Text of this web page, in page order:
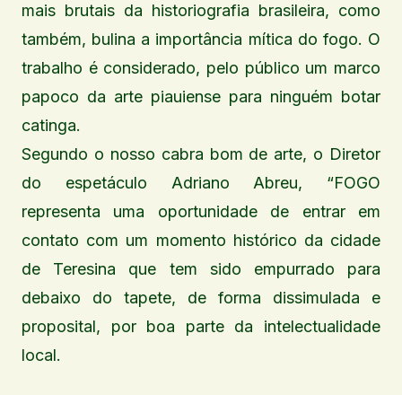
mais brutais da historiografia brasileira, como
também, bulina a importância mítica do fogo. O
trabalho é considerado, pelo público um marco
papoco da arte piauiense para ninguém botar
catinga.
Segundo o nosso cabra bom de arte, o Diretor
do espetáculo Adriano Abreu, “FOGO
representa uma oportunidade de entrar em
contato com um momento histórico da cidade
de Teresina que tem sido empurrado para
debaixo do tapete, de forma dissimulada e
proposital, por boa parte da intelectualidade
local.